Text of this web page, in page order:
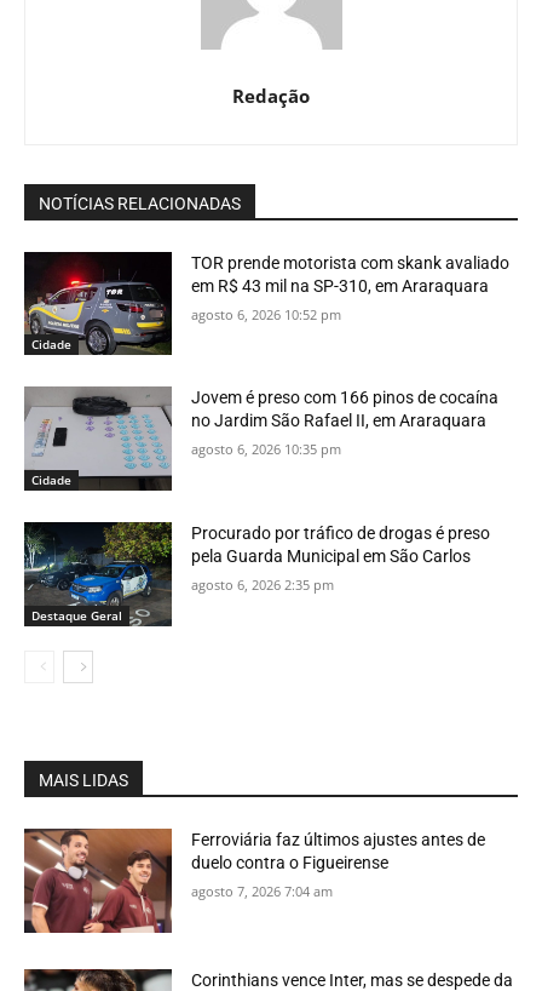
Redação
NOTÍCIAS RELACIONADAS
Cidade
TOR prende motorista com skank avaliado
em R$ 43 mil na SP-310, em Araraquara
agosto 6, 2026 10:52 pm
Cidade
Jovem é preso com 166 pinos de cocaína
no Jardim São Rafael II, em Araraquara
agosto 6, 2026 10:35 pm
Destaque Geral
Procurado por tráfico de drogas é preso
pela Guarda Municipal em São Carlos
agosto 6, 2026 2:35 pm
MAIS LIDAS
Ferroviária faz últimos ajustes antes de
duelo contra o Figueirense
agosto 7, 2026 7:04 am
Corinthians vence Inter, mas se despede da